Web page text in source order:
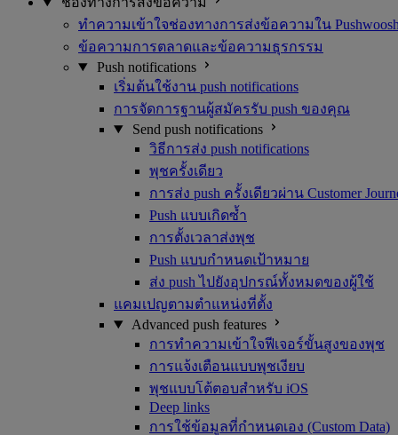
ทำความเข้าใจช่องทางการส่งข้อความใน
ข้อความการตลาดและข้อความธุรกรรม
Push notifications
เริ่มต้นใช้งาน push notifications
การจัดการฐานผู้สมัครรับ push ของคุณ
Send push notifications
วิธีการส่ง push notifications
พุชครั้งเดียว
การส่ง push ครั้งเดียวผ่าน Customer
Push แบบเกิดซ้ำ
การตั้งเวลาส่งพุช
Push แบบกำหนดเป้าหมาย
ส่ง push ไปยังอุปกรณ์ทั้งหมดของผู้ใช้
แคมเปญตามตำแหน่งที่ตั้ง
Advanced push features
การทำความเข้าใจฟีเจอร์ขั้นสูงของพุช
การแจ้งเตือนแบบพุชเงียบ
พุชแบบโต้ตอบสำหรับ iOS
Deep links
การใช้ข้อมูลที่กำหนดเอง (Custom Data)